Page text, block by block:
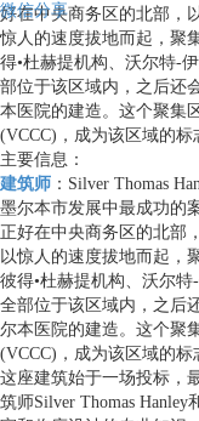
微信分享
好在中央商务区的北部，
惊人的速度拔地而起，聚
得•杜赫提机构、沃尔特-
部位于该区域内，之后还
本医院的建造。这个聚集
(VCCC)，成为该区域的标
主要信息：
建筑师 ：Silver Thomas
墨尔本市发展中最成功的
正好在中央商务区的北部
以惊人的速度拔地而起，
彼得•杜赫提机构、沃尔
全部位于该区域内，之后
尔本医院的建造。这个聚
(VCCC)，成为该区域的标
这座建筑始于一场投标，
筑师Silver Thomas